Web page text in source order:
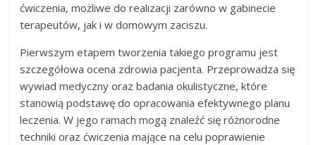
ćwiczenia, możliwe do realizacji zarówno w gabinecie
terapeutów, jak i w domowym zaciszu.
Pierwszym etapem tworzenia takiego programu jest
szczegółowa ocena zdrowia pacjenta. Przeprowadza się
wywiad medyczny oraz badania okulistyczne, które
stanowią podstawę do opracowania efektywnego planu
leczenia. W jego ramach mogą znaleźć się różnorodne
techniki oraz ćwiczenia mające na celu poprawienie